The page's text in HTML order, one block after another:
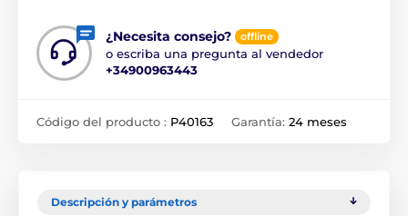
¿Necesita consejo? offline
o escriba una pregunta al vendedor
+34900963443
Código del producto : P40163 Garantía: 24 meses
Descripción y parámetros